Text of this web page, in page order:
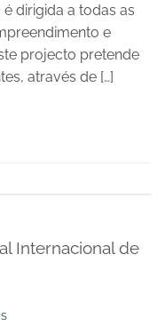
dirigida a todas as
e
projecto pretende
através de […]
Internacional de